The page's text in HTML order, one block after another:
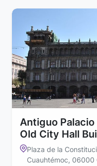
Antiguo
Old City Hall
Plaza de la
Cuauhtémoc, 06000